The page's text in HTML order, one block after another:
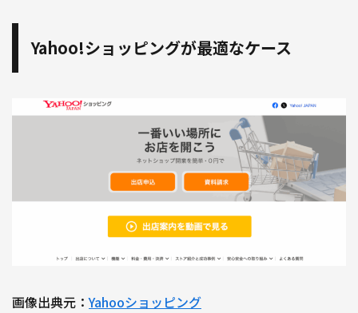
Yahoo!ショッピングが最適なケース
画像出典元：Yahooショッピング